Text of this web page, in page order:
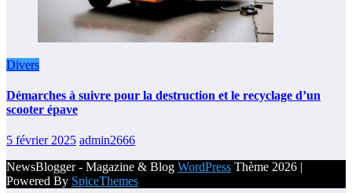
Divers
Démarches à suivre pour la destruction et le recyclage d’un
scooter épave
5 février 2025 admin2666
NewsBlogger - Magazine & Blog WordPress Thème 2026 |
Powered By SpiceThemes